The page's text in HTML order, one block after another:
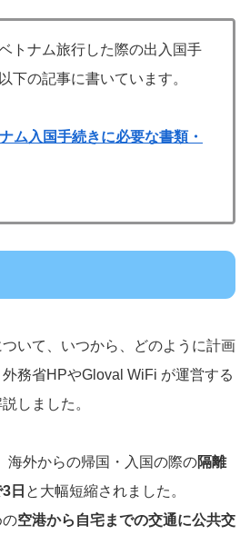
トナム旅行した際の出入国手
下の記事に書いています。
ム入国手続きに必要な書類・
いて、いつから、どのように計画
務省HPやGloval WiFi が運営する
しました。
海外からの帰国・入国の際の隔離
日 と大幅短縮されました。
の空港から自宅までの交通に公共交